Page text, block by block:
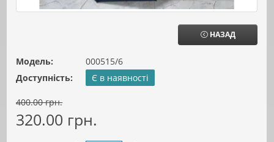
НАЗАД
Модель:
000515/6
Доступність:
Є в наявності
400.00 грн.
320.00 грн.